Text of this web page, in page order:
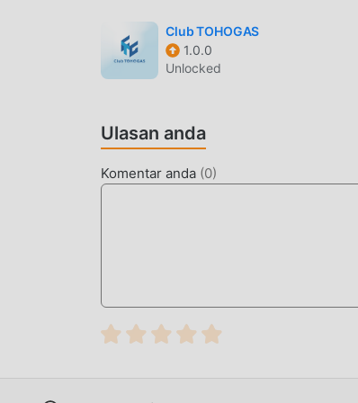
Club TOHOGAS
1.0.0
Unlocked
Ulasan anda
Komentar anda (0)